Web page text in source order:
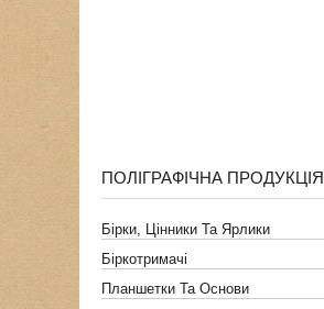
ПОЛІГРАФІЧНА ПРОДУКЦІЯ
Бірки, Цінники Та Ярлики
Біркотримачі
Планшетки Та Основи